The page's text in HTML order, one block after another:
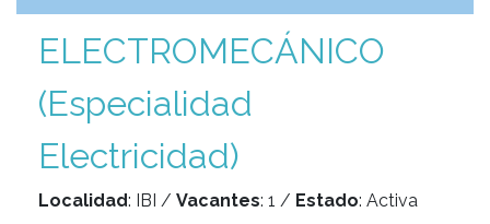
ELECTROMECÁNICO
(Especialidad
Electricidad)
Localidad: IBI / Vacantes: 1 / Estado: Activa